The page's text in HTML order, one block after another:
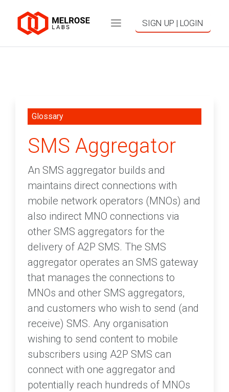
SIGN UP | LOGIN
Glossary
SMS Aggregator
An SMS aggregator builds and
maintains direct connections with
mobile network operators (MNOs) and
also indirect MNO connections via
other SMS aggregators for the
delivery of A2P SMS. The SMS
aggregator operates an SMS gateway
that manages the connections to
MNOs and other SMS aggregators,
and customers who wish to send (and
receive) SMS. Any organisation
wishing to send content to mobile
subscribers using A2P SMS can
connect with one aggregator and
potentially reach hundreds of MNOs